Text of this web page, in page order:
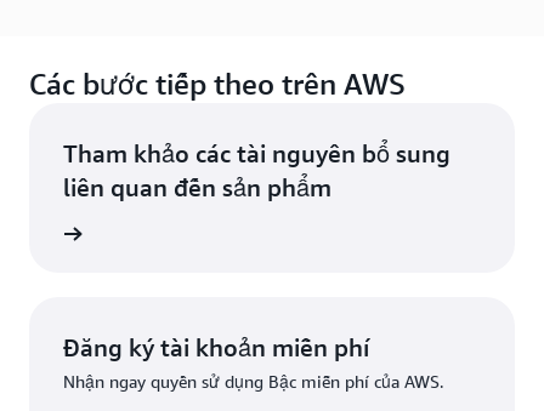
Các bước tiếp theo trên AWS
Tham khảo các tài nguyên bổ sung
liên quan đến sản phẩm
Đăng ký tài khoản miễn phí
Nhận ngay quyền sử dụng Bậc miễn phí của AWS.